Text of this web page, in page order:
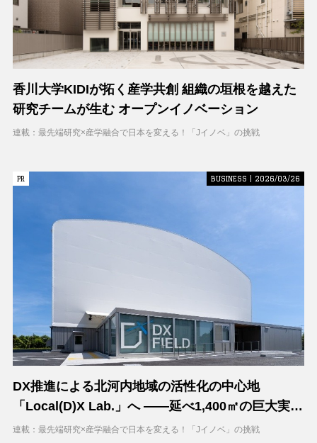
香川大学KIDIが拓く産学共創 組織の垣根を越えた
研究チームが生む オープンイノベーション
連載：最先端研究×産学融合で日本を変える！「Jイノベ」の挑戦
PR
PR BUSINESS | 2026/03/26
DX推進による北河内地域の活性化の中心地
「Local(D)X Lab.」へ ――延べ1,400㎡の巨大実証
空間で地域DXに挑む 大阪工業大学 DXフィールド
連載：最先端研究×産学融合で日本を変える！「Jイノベ」の挑戦